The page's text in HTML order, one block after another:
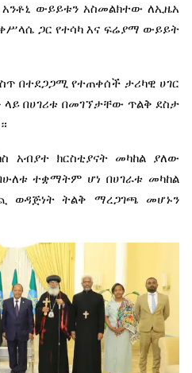
አንቶኒ ውይይቱን አስመልክተው ለኢዜአ
ጋር የተሳካ እና ፍሬያማ ውይይት
በተደጋጋሚ የተጠቀሰች ታሪካዊ ሀገር
ላይ በሀገሪቱ በመገኘታቸው ጥልቅ ደስታ
አብያተ ክርስቲያናት መካከል ያለው
ተቋማትም ሆነ በሀገራቱ መካከል
ወዳጅነት ትልቅ ማረጋገጫ
መሆኑን